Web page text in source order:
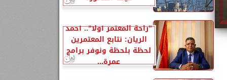
”راحة المعتمر أولًا”.. أحمد
الريان: نتابع المعتمرين
لحظة بلحظة ونوفر برامج
عمرة...